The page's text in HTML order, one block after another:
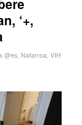
‘+,
@es, Nafarroa, VIH